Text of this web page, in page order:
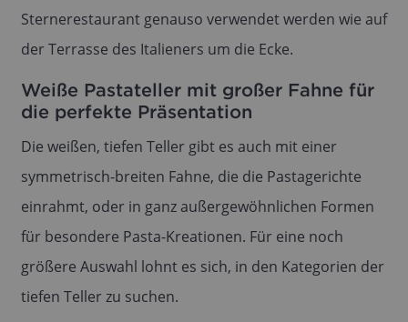
Sternerestaurant genauso verwendet werden wie auf
der Terrasse des Italieners um die Ecke.
Weiße Pastateller mit großer Fahne für
die perfekte Präsentation
Die weißen, tiefen Teller gibt es auch mit einer
symmetrisch-breiten Fahne, die die Pastagerichte
einrahmt, oder in ganz außergewöhnlichen Formen
für besondere Pasta-Kreationen. Für eine noch
größere Auswahl lohnt es sich, in den Kategorien der
tiefen Teller zu suchen.